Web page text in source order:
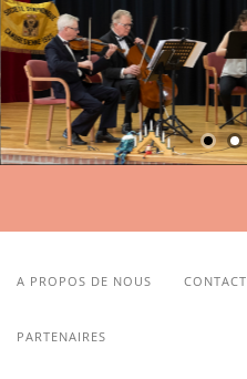
A PROPOS DE NOUS CONTACT
PARTENAIRES